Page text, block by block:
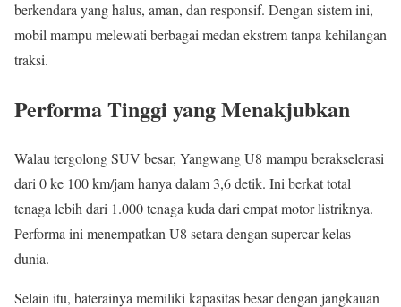
berkendara yang halus, aman, dan responsif. Dengan sistem ini,
mobil mampu melewati berbagai medan ekstrem tanpa kehilangan
traksi.
Performa Tinggi yang Menakjubkan
Walau tergolong SUV besar, Yangwang U8 mampu berakselerasi
dari 0 ke 100 km/jam hanya dalam 3,6 detik. Ini berkat total
tenaga lebih dari 1.000 tenaga kuda dari empat motor listriknya.
Performa ini menempatkan U8 setara dengan supercar kelas
dunia.
Selain itu, baterainya memiliki kapasitas besar dengan jangkauan